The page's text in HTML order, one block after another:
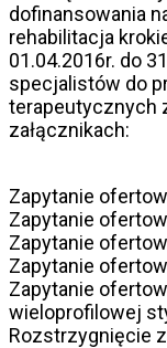
dofinansowania
rehabilitacja
01.04.2016r. do
specjalistów do
terapeutycznych
załącznikach:
Zapytanie
Zapytanie
Zapytanie
Zapytanie
Zapytanie
wieloprofilowej
Rozstrzygnięcie